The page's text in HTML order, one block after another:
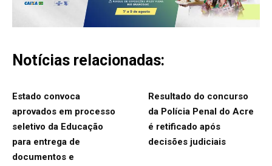
Notícias relacionadas:
Estado convoca
aprovados em processo
seletivo da Educação
para entrega de
documentos e
Resultado do concurso
da Polícia Penal do Acre
é retificado após
decisões judiciais